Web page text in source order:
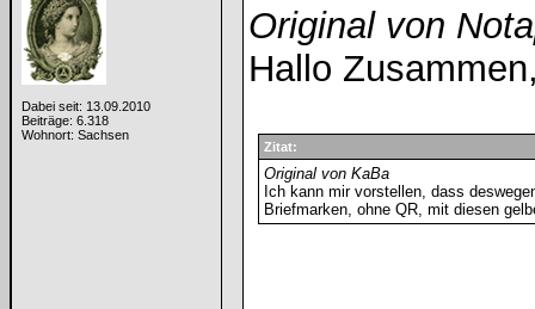
Dabei seit: 13.09.2010
Beiträge: 6.318
Wohnort: Sachsen
Original von
Hallo
Zitat:
Original von KaBa
Ich kann mir vorstellen, dass
Briefmarken, ohne QR, mit diesen